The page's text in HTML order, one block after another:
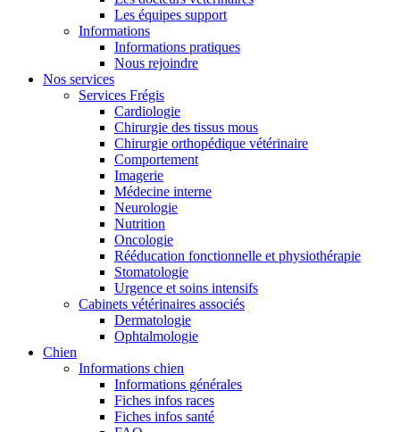
Les équipes support
Informations
Informations pratiques
Nous rejoindre
Nos services
Services Frégis
Cardiologie
Chirurgie des tissus mous
Chirurgie orthopédique vétérinaire
Comportement
Imagerie
Médecine interne
Neurologie
Nutrition
Oncologie
Rééducation fonctionnelle et physiothérapie
Stomatologie
Urgence et soins intensifs
Cabinets vétérinaires associés
Dermatologie
Ophtalmologie
Chien
Informations chien
Informations générales
Fiches infos races
Fiches infos santé